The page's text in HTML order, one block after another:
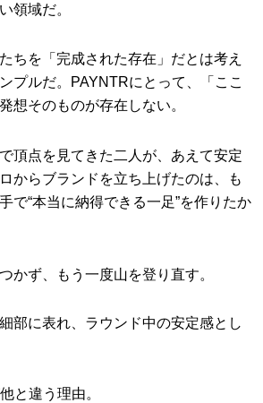
領域だ。
ちを「完成された存在」だとは考え
プルだ。PAYNTRにとって、「ここ
想そのものが存在しない。
頂点を見てきた二人が、あえて安定
からブランドを立ち上げたのは、も
で“本当に納得できる一足”を作りたか
かず、もう一度山を登り直す。
部に表れ、ラウンド中の安定感とし
と違う理由。